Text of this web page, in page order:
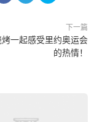
下一篇
一起感受里约奥运会
的热情！